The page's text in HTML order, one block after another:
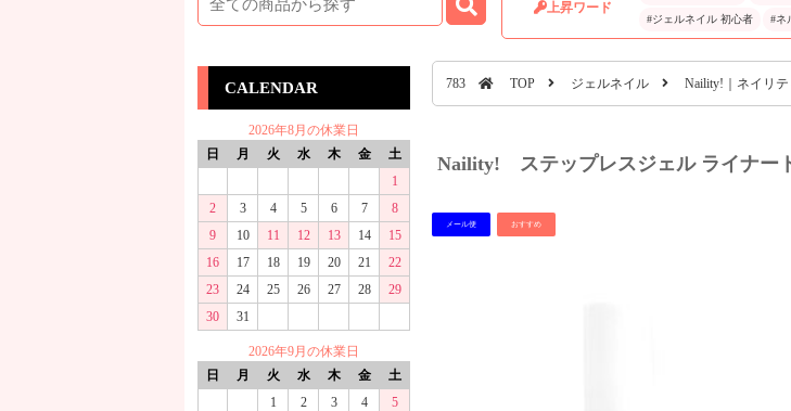
上昇ワード
#ジェルネイル 初心者 #ネ
CALENDAR
2026年8月の休業日
日
月 火 水 木 金
土
1
2
3 4 5 6 7
8
9
10 11 12 13 14
15
16
17 18 19 20 21
22
23
24 25 26 27 28
29
30
31
2026年9月の休業日
日
月 火 水 木 金
土
1
2 3 4
5
783 TOP ジェルネイル Naility!｜ネイリテ
Naility! ステップレスジェル ライナー
メール便 おすすめ